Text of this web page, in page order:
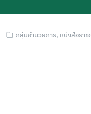
กลุ่มอำนวยการ, หนังสือราช